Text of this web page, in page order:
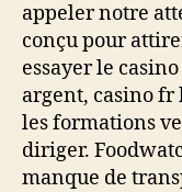
appeler notre
conçu pour
essayer le
argent, casino fr
les formations
diriger.
manque de